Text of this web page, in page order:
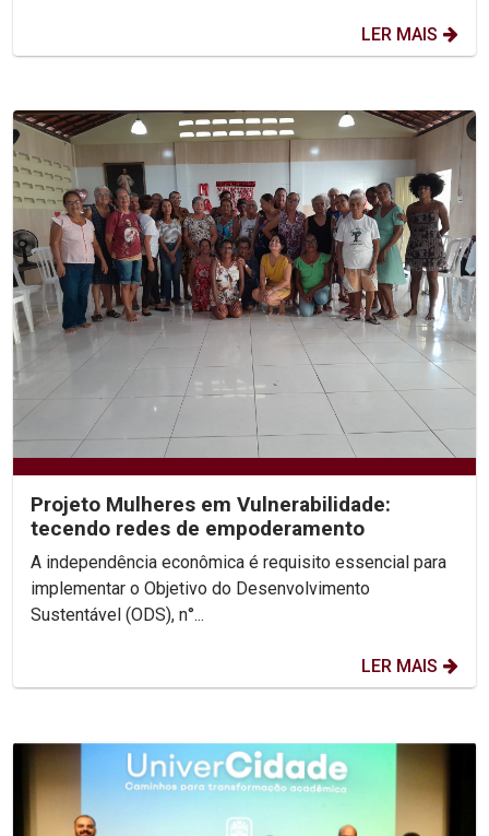
LER MAIS
Projeto Mulheres em Vulnerabilidade:
tecendo redes de empoderamento
A independência econômica é requisito essencial para
implementar o Objetivo do Desenvolvimento
Sustentável (ODS), n°...
LER MAIS